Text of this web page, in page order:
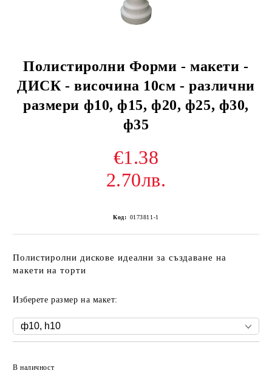
Полистиролни Форми - макети -
ДИСК - височина 10см - различни
размери ф10, ф15, ф20, ф25, ф30,
ф35
€1.38
2.70лв.
Код: 0173811-1
Полистиролни дискове идеални за създаване на
макети на торти
Изберете размер на макет:
В наличност